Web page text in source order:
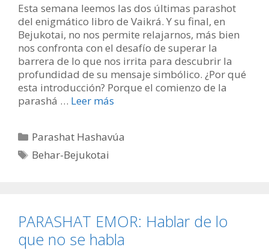
Esta semana leemos las dos últimas parashot
del enigmático libro de Vaikrá. Y su final, en
Bejukotai, no nos permite relajarnos, más bien
nos confronta con el desafío de superar la
barrera de lo que nos irrita para descubrir la
profundidad de su mensaje simbólico. ¿Por qué
esta introducción? Porque el comienzo de la
parashá … Leer más
Categorías
Parashat Hashavúa
Etiquetas
Behar-Bejukotai
PARASHAT EMOR: Hablar de lo
que no se habla